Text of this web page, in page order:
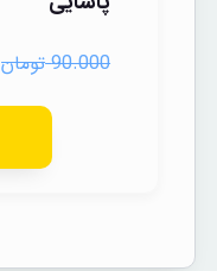
90.000 تومان